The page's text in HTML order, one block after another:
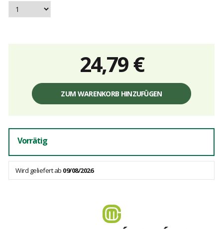
24,79 €
Einzelpreis,
Gebühren
ZUM WARENKORB HINZUFÜGEN
Vorrätig
Wird geliefert ab 09/08/2026